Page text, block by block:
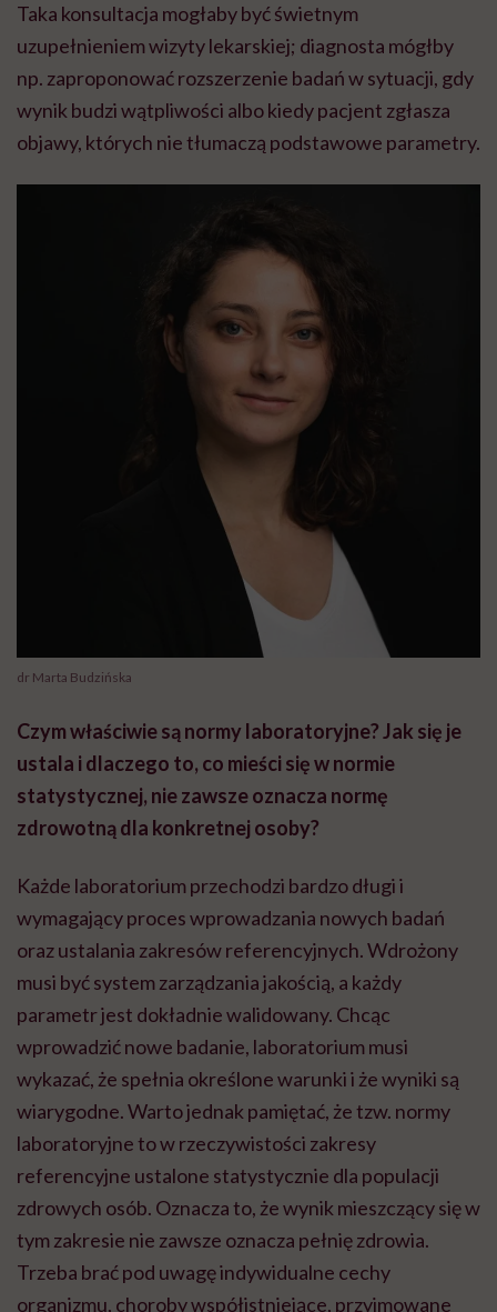
Taka konsultacja mogłaby być świetnym
uzupełnieniem wizyty lekarskiej; diagnosta mógłby
np. zaproponować rozszerzenie badań w sytuacji, gdy
wynik budzi wątpliwości albo kiedy pacjent zgłasza
objawy, których nie tłumaczą podstawowe parametry.
dr Marta Budzińska
Czym właściwie są normy laboratoryjne? Jak się je
ustala i dlaczego to, co mieści się w normie
statystycznej, nie zawsze oznacza normę
zdrowotną dla konkretnej osoby?
Każde laboratorium przechodzi bardzo długi i
wymagający proces wprowadzania nowych badań
oraz ustalania zakresów referencyjnych. Wdrożony
musi być system zarządzania jakością, a każdy
parametr jest dokładnie walidowany. Chcąc
wprowadzić nowe badanie, laboratorium musi
wykazać, że spełnia określone warunki i że wyniki są
wiarygodne. Warto jednak pamiętać, że tzw. normy
laboratoryjne to w rzeczywistości zakresy
referencyjne ustalone statystycznie dla populacji
zdrowych osób. Oznacza to, że wynik mieszczący się w
tym zakresie nie zawsze oznacza pełnię zdrowia.
Trzeba brać pod uwagę indywidualne cechy
organizmu, choroby współistniejące, przyjmowane